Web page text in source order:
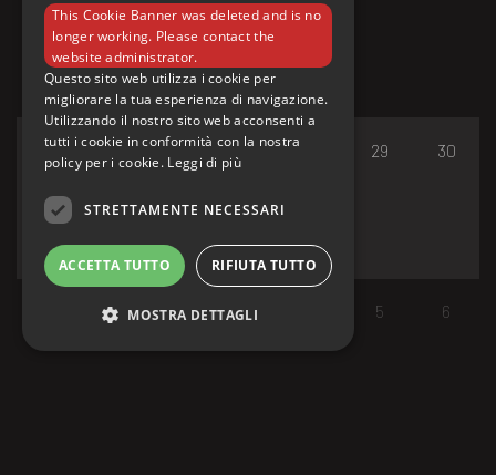
24 25 26 27 29 30
1 2 3 5 6
This Cookie Banner was deleted and is no
longer working. Please contact the
website administrator.
Questo sito web utilizza i cookie per
migliorare la tua esperienza di navigazione.
Utilizzando il nostro sito web acconsenti a
tutti i cookie in conformità con la nostra
policy per i cookie. Leggi di più
STRETTAMENTE NECESSARI
ACCETTA TUTTO RIFIUTA TUTTO
MOSTRA DETTAGLI